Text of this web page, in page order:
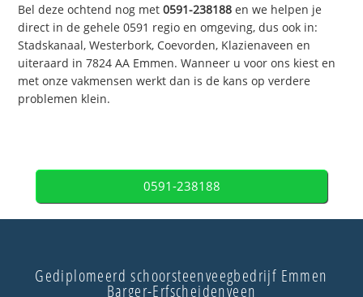
Bel deze ochtend nog met0591-238188 en we helpen je
direct in de gehele 0591 regio en omgeving, dus ook in:
Stadskanaal, Westerbork, Coevorden, Klazienaveen en
uiteraard in 7824 AA Emmen. Wanneer u voor ons kiest en
met onze vakmensen werkt dan is de kans op verdere
problemen klein.
0591-238188
Gediplomeerd schoorsteenveegbedrijf Emmen
Barger-Erfscheidenveen